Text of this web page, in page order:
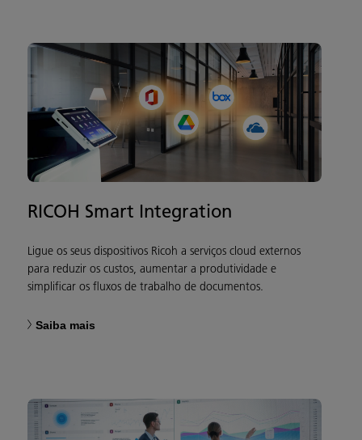
RICOH Smart Integration
Ligue os seus dispositivos Ricoh a serviços cloud externos
para reduzir os custos, aumentar a produtividade e
simplificar os fluxos de trabalho de documentos.
Saiba mais